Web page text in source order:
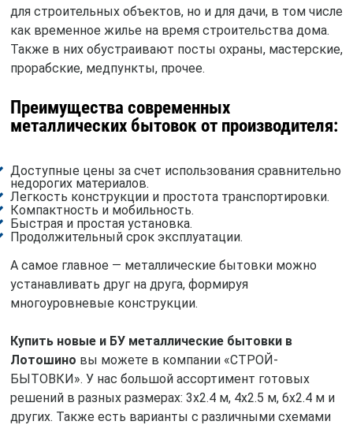
для строительных объектов, но и для дачи, в том числе
как временное жилье на время строительства дома.
Также в них обустраивают посты охраны, мастерские,
прорабские, медпункты, прочее.
Преимущества современных
металлических бытовок от производителя:
Доступные цены за счет использования сравнительно
недорогих материалов.
Легкость конструкции и простота транспортировки.
Компактность и мобильность.
Быстрая и простая установка.
Продолжительный срок эксплуатации.
А самое главное — металлические бытовки можно
устанавливать друг на друга, формируя
многоуровневые конструкции.
Купить новые и БУ металлические бытовки в
Лотошино вы можете в компании «СТРОЙ-
БЫТОВКИ». У нас большой ассортимент готовых
решений в разных размерах: 3х2.4 м, 4х2.5 м, 6х2.4 м и
других. Также есть варианты с различными схемами